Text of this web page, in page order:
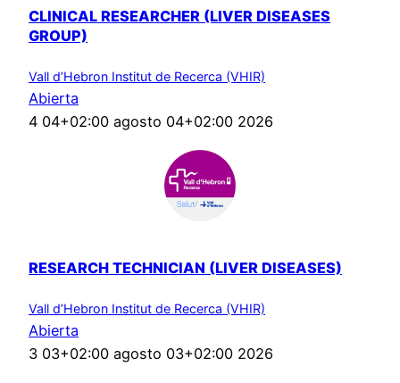
CLINICAL RESEARCHER (LIVER DISEASES
GROUP)
Vall d’Hebron Institut de Recerca (VHIR)
Abierta
4 04+02:00 agosto 04+02:00 2026
RESEARCH TECHNICIAN (LIVER DISEASES)
Vall d’Hebron Institut de Recerca (VHIR)
Abierta
3 03+02:00 agosto 03+02:00 2026